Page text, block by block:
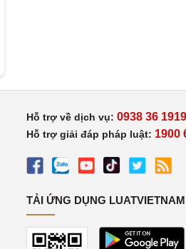
Hỗ trợ về dịch vụ: 0938 36 1919
Hỗ trợ giải đáp pháp luật: 1900
TẢI ỨNG DỤNG LUATVIETNAM